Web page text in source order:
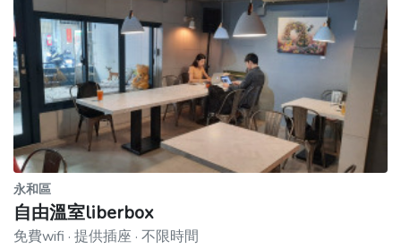
永和區
自由溫室liberbox
免費wifi · 提供插座 · 不限時間